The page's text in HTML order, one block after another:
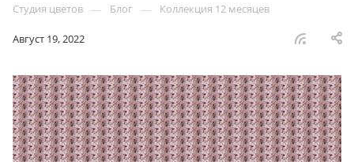
Студия цветов — Блог — Коллекция 12 месяцев
Август 19, 2022